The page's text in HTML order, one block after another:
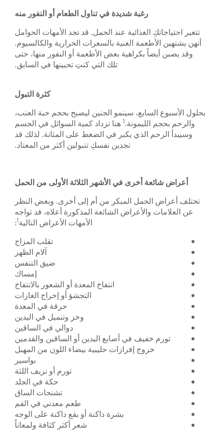
رغبة شديدة في تناول الطعام أو النفور منه
تتغير احتياجاتكِ الغذائية عند الحمل. قد تجد الأمهات الحوامل
أنهن يشتهين الأطعمة الغنية بالسعرات الحرارية والكالسيوم.
وقد يصبن أيضاً بكراهية بعض الأطعمة أو النفور منها، حتى
تلك التي كنتِ تحبينها في السابق.
كثرة التبول
بحلول الأسبوع السابع، سينمو الجنين ليصبح بحجم حبة العنب،
والرحم بحجم الليمونة.1 هنا تزداد كمية السوائل في الجسم
وسيبدأ الرحم الذي يكبر في الضغط على المثانة. لذلك قد
تجدين نفسكِ تتبولين أكثر من المعتاد.
أعراض شائعة أخرى في الأشهر الثلاثة الأولى من الحمل
تختلف أعراض الحمل المبكر من أم إلى أخرى. وبغض النظر
عن العلامات والأعراض الشائعة المذكورة أعلاه، قد تواجه
الأمهات الأعراض التالية1
:
تقلب المزاج
آلام الظهر
ضيق التنفس
إمساك
انتفاخ المعدة أو الشعور بالانتفاخ
التجشؤ أو إخراج الغازات
حرقة في المعدة
وخز وتنميل في اليدين
دوالي في الساقين
تورم خفيف في أصابع اليدين أو الساقين والقدمين
خروج إفرازات حليبية بيضاء اللون من المهبل
بواسير
تورم أو نزيف اللثة
حكة في الجلد
تشنجات الساق
طعم معدني في الفم
بشرة داكنة أو بقع داكنة على الوجه
شعر أكثر كثافة ولمعاناً